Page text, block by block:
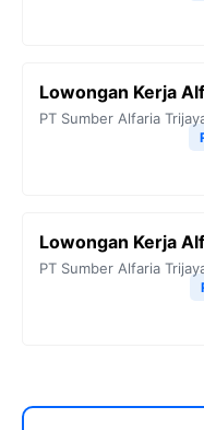
Lowongan Kerja
PT Sumber Alfaria
Lowongan Kerja
PT Sumber Alfaria